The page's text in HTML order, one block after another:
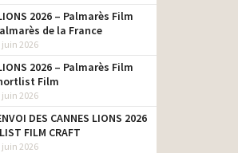
2026 – Palmarès Film
de la France
juin 2026
2026 – Palmarès Film
Film
juin 2026
DES CANNES LIONS 2026
FILM CRAFT
juin 2026